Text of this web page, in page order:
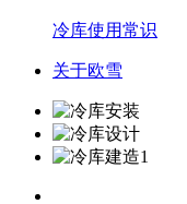
冷库使用常识
关于欧雪